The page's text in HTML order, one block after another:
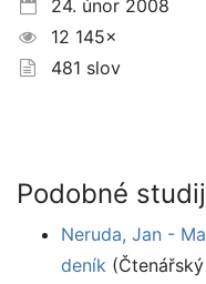
24. únor 2008
12 145×
481 slov
Podobné
Neruda, Jan -
deník